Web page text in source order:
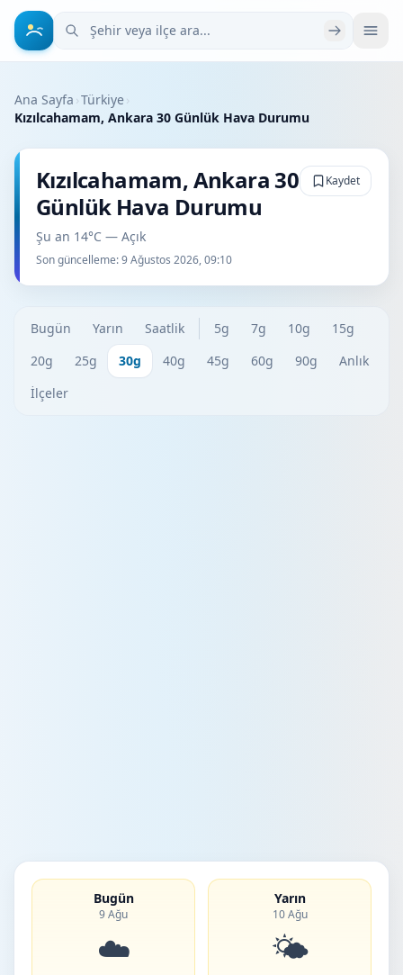
Şehir veya ilçe ara
Ana Sayfa ›Türkiye›
Kızılcahamam, Ankara 30 Günlük Hava Durumu
Kızılcahamam, Ankara 30
Günlük Hava Durumu
Şu an 14°C — Açık
Son güncelleme:9 Ağustos 2026, 09:10
Kaydet
Bugün Yarın Saatlik 5g 7g 10g
15g
20g
25g 30g 40g 45g 60g 90g
Anlık
İlçeler
Bugün
9 Ağu
☁️
Yarın
10 Ağu
🌤️